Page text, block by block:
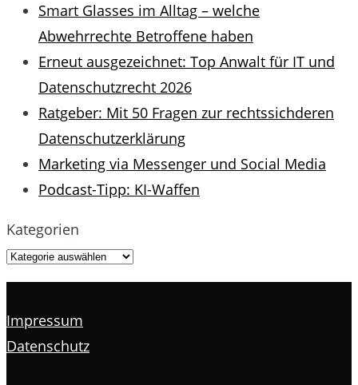
Smart Glasses im Alltag – welche
Abwehrrechte Betroffene haben
Erneut ausgezeichnet: Top Anwalt für IT und
Datenschutzrecht 2026
Ratgeber: Mit 50 Fragen zur rechtssichderen
Datenschutzerklärung
Marketing via Messenger und Social Media
Podcast-Tipp: KI-Waffen
Kategorien
Impressum
Datenschutz